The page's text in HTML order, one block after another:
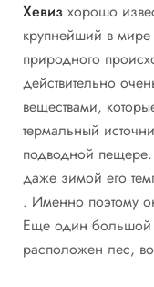
Хевиз хорошо
крупнейший в мире
природного
действительно
веществами,
термальный
подводной
даже зимой его
. Именно поэтому
Еще один большой
расположен лес,